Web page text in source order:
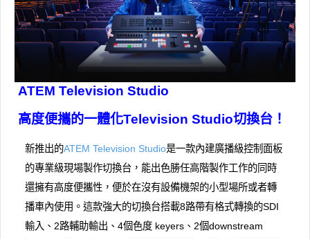
ATEM Television Studio
高度便攜的一體化Television Studio切換台！
新推出的ATEM Television Studio是一款內建廣播級控制面板
的專業級現場製作切換台，能出色勝任高階製作工作的同時
還擁有高度便攜性，便於在沒有設備機架的小型場所或者轉
播車內使用。這款強大的切換台搭載8路帶有格式轉換的SDI
輸入、2路輔助輸出、4個色度 keyers、2個downstream